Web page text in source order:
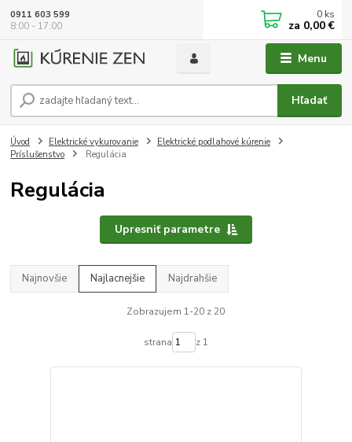
Menu
Hľadať
0911 603 599
8:00 - 17:00
0 ks
za 0,00 €
Úvod Elektrické vykurovanie
Elektrické podlahové kúrenie
Príslušenstvo
Regulácia
Regulácia
Upresniť parametre
Najnovšie Najlacnejšie Najdrahšie
Zobrazujem 1-20 z 20
strana z 1